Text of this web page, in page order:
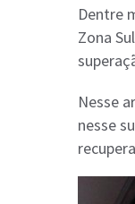
Dentre
Zona
Nesse
nesse